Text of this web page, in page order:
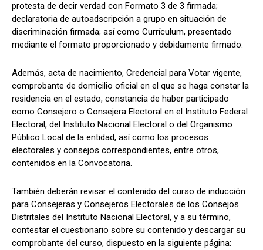
protesta de decir verdad con Formato 3 de 3 firmada;
declaratoria de autoadscripción a grupo en situación de
discriminación firmada; así como Currículum, presentado
mediante el formato proporcionado y debidamente firmado.
Además, acta de nacimiento, Credencial para Votar vigente,
comprobante de domicilio oficial en el que se haga constar la
residencia en el estado, constancia de haber participado
como Consejero o Consejera Electoral en el Instituto Federal
Electoral, del Instituto Nacional Electoral o del Organismo
Público Local de la entidad, así como los procesos
electorales y consejos correspondientes, entre otros,
contenidos en la Convocatoria.
También deberán revisar el contenido del curso de inducción
para Consejeras y Consejeros Electorales de los Consejos
Distritales del Instituto Nacional Electoral, y a su término,
contestar el cuestionario sobre su contenido y descargar su
comprobante del curso, dispuesto en la siguiente página: